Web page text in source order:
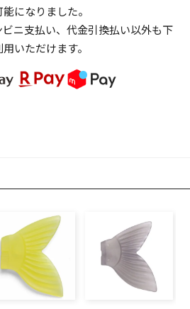
になりました。
ニ支払い、代金引換払い以外も下
いただけます。